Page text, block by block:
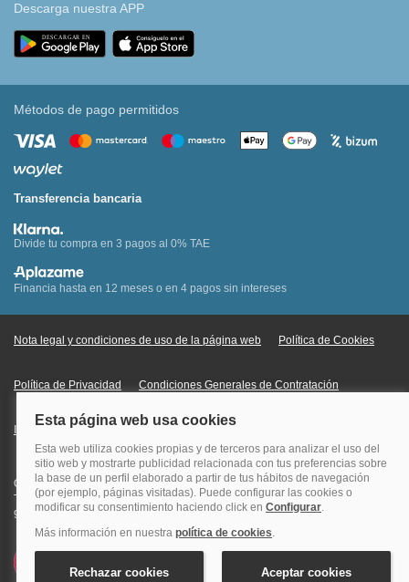
Descarga nuestra APP
Métodos de pago permitidos
Transferencia bancaria
Divide tu compra en 3 pagos al 0% TAE
Financia hasta en 12 meses o en 4 pagos sin intereses
Nota legal y condiciones de uso de la página web Política de Cookies
Política de Privacidad Condiciones Generales de Contratación
Información Legal sobre Mercados en Línea
Quehoteles.com - Especialistas en hoteles © Copyright Veturis Travel S.A.
Todos los derechos reservados. Autorización nº I-AV0000879.4 Tel: +34
915759999